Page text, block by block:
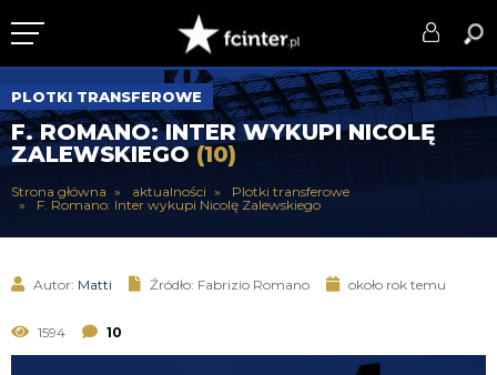
KLUB
DRUŻYNA
SERIE A
PUCHARY
DLA TIFOSICH
SERWIS
PLOTKI TRANSFEROWE
F. ROMANO: INTER WYKUPI NICOLĘ
ZALEWSKIEGO(10)
Strona główna aktualności
Plotki transferowe
F. Romano: Inter wykupi Nicolę Zalewskiego
Autor: Matti Źródło: Fabrizio Romano około rok temu
1594 10